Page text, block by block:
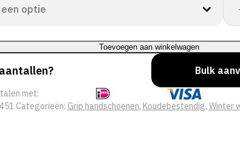
451
Toevoegen aan winkelwagen
Bulk
met:
Categorieën: Grip handschoenen, Koudebestendig, Winter